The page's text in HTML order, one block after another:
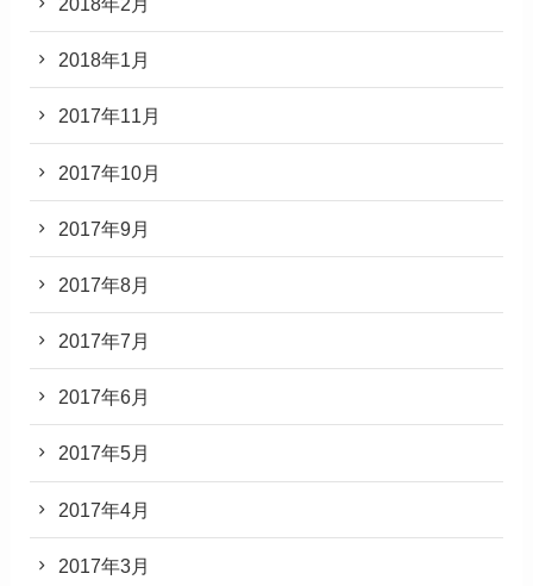
2018年1月
2017年11月
2017年10月
2017年9月
2017年8月
2017年7月
2017年6月
2017年5月
2017年4月
2017年3月